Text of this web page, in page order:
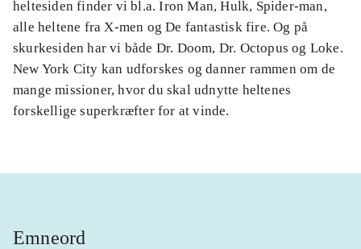
heltesiden finder vi bl.a. Iron Man, Hulk, Spider-man,
alle heltene fra X-men og De fantastisk fire. Og på
skurkesiden har vi både Dr. Doom, Dr. Octopus og Loke.
New York City kan udforskes og danner rammen om de
mange missioner, hvor du skal udnytte heltenes
forskellige superkræfter for at vinde.
Emneord